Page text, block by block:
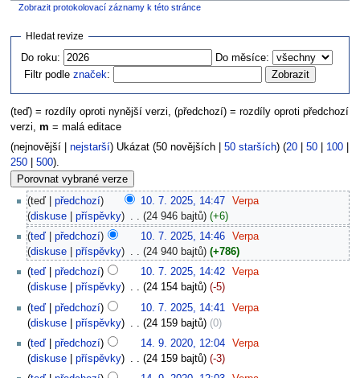
Zobrazit protokolovací záznamy k této stránce
Skočit
navigaci
Skočit
vyhledávání
Hledat revize
Do roku:
Do měsíce:
Filtr podleznaček:
(teď) = rozdíly oproti nynější verzi, (předchozí) = rozdíly oproti předchozí
verzi, m = malá editace
(nejnovější | nejstarší) Ukázat (50 novějších | 50 starších) (20| 50| 100|
250| 500).
teď předchozí 10. 7. 2025, 14:47
Verpa
diskuse
příspěvky 24 946 bajtů
+6
teď
předchozí 10. 7. 2025, 14:46
Verpa
diskuse
příspěvky 24 940 bajtů
+786
teď
předchozí 10. 7. 2025, 14:42
Verpa
diskuse
příspěvky 24 154 bajtů
-5
teď
předchozí 10. 7. 2025, 14:41
Verpa
diskuse
příspěvky 24 159 bajtů
0
teď
předchozí 14. 9. 2020, 12:04
Verpa
diskuse
příspěvky 24 159 bajtů
-3